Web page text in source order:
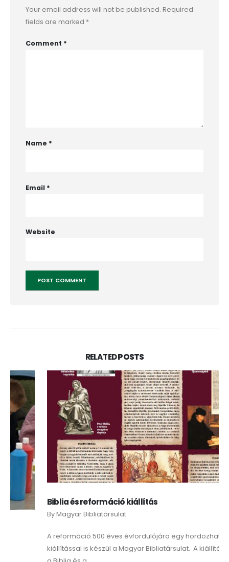
Your email address will not be published. Required
fields are marked *
Comment *
Name *
Email *
Website
RELATEDPOSTS
Biblia és reformáció kiállítás
Magyar Bibliatársulat
A reformáció 500 éves évfordulójára egy hordozható
kiállítással is készül a Magyar Bibliatársulat. A kiállítás témája